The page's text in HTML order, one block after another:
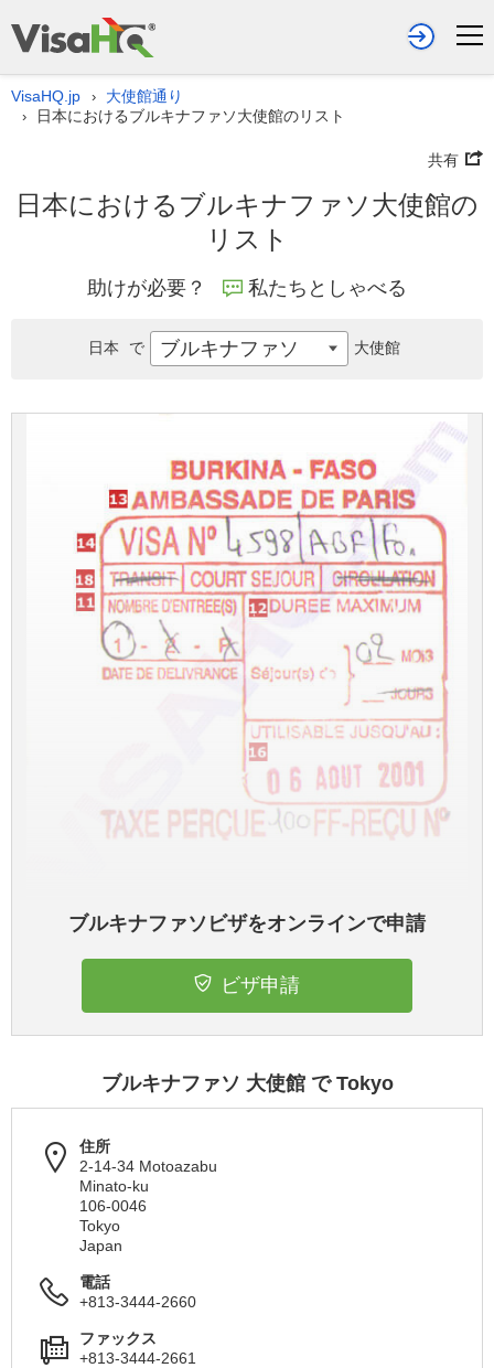
VisaHQ.jp › 大使館通り
› 日本におけるブルキナファソ大使館のリスト
共有
日本におけるブルキナファソ大使館の
リスト
助けが必要？ 私たちとしゃべる
ブルキナファソビザをオンラインで申請
ビザ申請
ブルキナファソ 大使館 で Tokyo
住所
2-14-34 Motoazabu
Minato-ku
106-0046
Tokyo
Japan
電話
+813-3444-2660
ファックス
+813-3444-2661
日本 で ブルキナファソ 大使館